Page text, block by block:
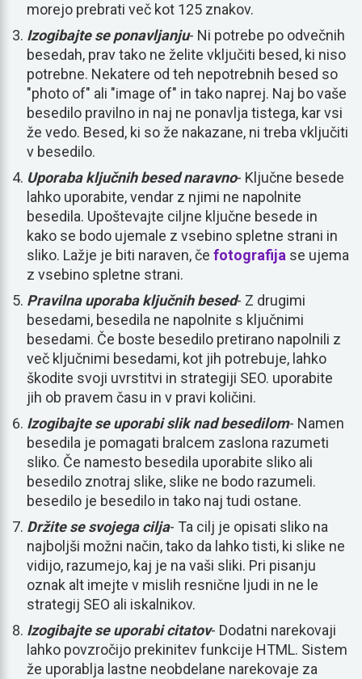
morejo prebrati več kot 125 znakov.
Izogibajte se ponavljanju- Ni potrebe po odvečnih
besedah, prav tako ne želite vključiti besed, ki niso
potrebne. Nekatere od teh nepotrebnih besed so
"photo of" ali "image of" in tako naprej. Naj bo vaše
besedilo pravilno in naj ne ponavlja tistega, kar vsi
že vedo. Besed, ki so že nakazane, ni treba vključiti
v besedilo.
Uporaba ključnih besed naravno- Ključne besede
lahko uporabite, vendar z njimi ne napolnite
besedila. Upoštevajte ciljne ključne besede in
kako se bodo ujemale z vsebino spletne strani in
sliko. Lažje je biti naraven, če fotografija se ujema
z vsebino spletne strani.
Pravilna uporaba ključnih besed- Z drugimi
besedami, besedila ne napolnite s ključnimi
besedami. Če boste besedilo pretirano napolnili z
več ključnimi besedami, kot jih potrebuje, lahko
škodite svoji uvrstitvi in strategiji SEO. uporabite
jih ob pravem času in v pravi količini.
Izogibajte se uporabi slik nad besedilom- Namen
besedila je pomagati bralcem zaslona razumeti
sliko. Če namesto besedila uporabite sliko ali
besedilo znotraj slike, slike ne bodo razumeli.
besedilo je besedilo in tako naj tudi ostane.
Držite se svojega cilja- Ta cilj je opisati sliko na
najboljši možni način, tako da lahko tisti, ki slike ne
vidijo, razumejo, kaj je na vaši sliki. Pri pisanju
oznak alt imejte v mislih resnične ljudi in ne le
strategij SEO ali iskalnikov.
Izogibajte se uporabi citatov- Dodatni narekovaji
lahko povzročijo prekinitev funkcije HTML. Sistem
že uporablja lastne neobdelane narekovaje za